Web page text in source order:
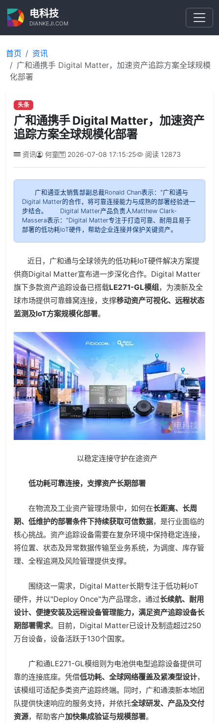
电科技
DIANKEJI.COM
首页
资讯
广和通携手 Digital Matter，加速资产追踪方案全球规模
化部署
头条
广和通携手 Digital Matter，加速资产
追踪方案全球规模化部署
资讯 何童 2026-07-08 17:15:25 阅读 12873
广和通亚太销售部副总裁Ronald Chan表示："广和通与
Digital Matter的合作，将可靠连接能力与成熟的部署经验进一
步结合。 Digital Matter产品负责人Matthew Clark-
Massera表示："Digital Matter专注于打造可靠、耐用且易于
部署的低功耗IoT硬件，帮助企业连接并保护关键资产。
近日，广和通与全球领先的低功耗IoT硬件解决方案提
供商Digital Matter宣布进一步深化合作。Digital Matter
旗下多款资产追踪设备已搭载LE271-GL模组，为澳新及全
球市场提供可靠蜂窝连接，支撑移动资产可视化、远程状态
监测及IoT方案规模化部署。
以稳定连接守护在途资产
低功耗可靠连接，支撑资产长期部署
在物流及工业资产管理场景中，如何在长距离、长周
期、低维护的部署条件下持续获取可信数据，是行业面临的
核心挑战。资产追踪设备需要在复杂环境中保持稳定连接，
将位置、状态及异常数据传输至业务系统，为调度、库存管
理、全程追溯及风险管理提供支撑。
围绕这一需求，Digital Matter长期专注于低功耗IoT
硬件，并以"Deploy Once"为产品理念，通过长续航、耐用
设计、便捷安装及远程设备管理能力，满足资产追踪设备长
期部署需求。目前，Digital Matter已设计及制造超过250
万台设备，设备活跃于130个国家。
广和通LE271-GL模组则为电池供电型追踪设备提供可
靠的连接底座。凭借低功耗、全球网络覆盖及紧凑型设计，
该模组可适配多类资产追踪终端。同时，广和通澳新本地团
队提供快速响应的服务支持，并依托全球研发、产品及交付
资源，帮助客户加快集成验证与规模部署。